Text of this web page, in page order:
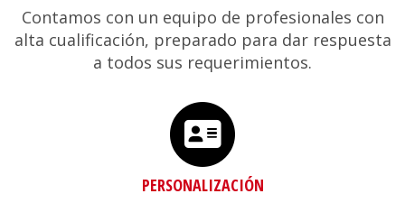
Contamos con un equipo de profesionales con
alta cualificación, preparado para dar respuesta
a todos sus requerimientos.
PERSONALIZACIÓN